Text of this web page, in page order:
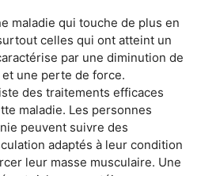
maladie qui touche de plus en
celles qui ont atteint un
par une diminution de
une perte de force.
des traitements efficaces
maladie. Les personnes
peuvent suivre des
adaptés à leur condition
leur masse musculaire. Une